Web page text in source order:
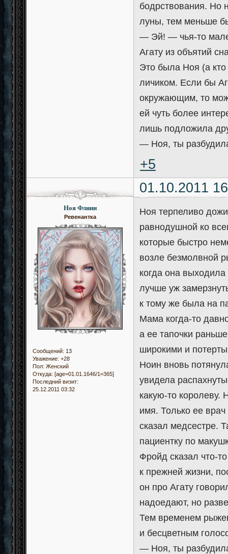
бодрствования. Но
луны, тем меньше
— Эй! — чья-то
Агату из объятий
Это была Ноя (а
личиком. Если бы
окружающим, то
ей чуть более
лишь подложила
— Ноя, ты
+5
01.10.2011
Ноя Флинн
Ревенантка
Сообщений: 13
Уважение: +28
Пол: Женский
Откуда: [age=01.01.1646/1=365]
Последний визит:
25.12.2011 03:32
Ноя терпеливо
равнодушной ко
которые быстро
возле безмолвной
когда она выходила
лучше уж
к тому же была на
Мама когда-то
а ее тапочки
широкими и
Ноин вновь
увидела
какую-то королеву.
имя. Только ее
сказал медсестре.
пациентку по
Фройд сказал что-
к прежней жизни,
он про Агату
надоедают, но
Тем временем
и бесцветным
— Ноя, ты